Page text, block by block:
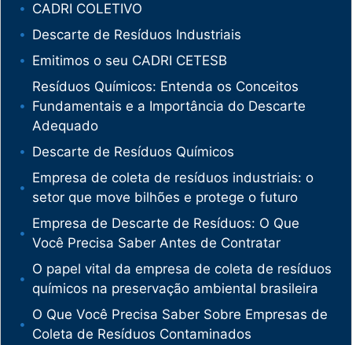
CADRI COLETIVO
Descarte de Resíduos Industriais
Emitimos o seu CADRI CETESB
Resíduos Químicos: Entenda os Conceitos
Fundamentais e a Importância do Descarte
Adequado
Descarte de Resíduos Químicos
Empresa de coleta de resíduos industriais: o
setor que move bilhões e protege o futuro
Empresa de Descarte de Resíduos: O Que
Você Precisa Saber Antes de Contratar
O papel vital da empresa de coleta de resíduos
químicos na preservação ambiental brasileira
O Que Você Precisa Saber Sobre Empresas de
Coleta de Resíduos Contaminados